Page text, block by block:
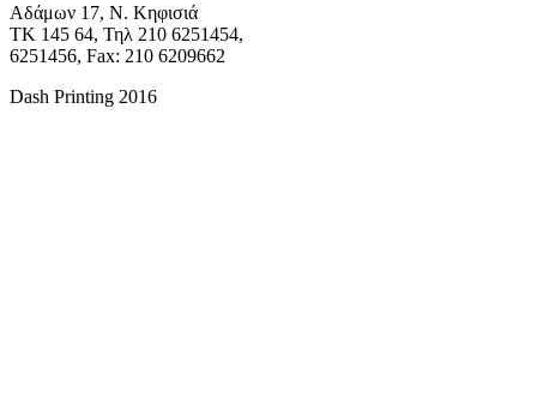
Αδάμων 17, Ν. Κηφισιά
ΤΚ 145 64, Τηλ 210 6251454,
6251456, Fax: 210 6209662
Dash Printing 2016